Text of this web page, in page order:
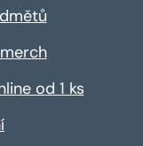
od 1 ks